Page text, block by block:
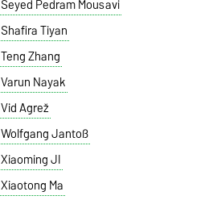
Seyed Pedram Mousavi
Shafira Tiyan
Teng Zhang
Varun Nayak
Vid Agrež
Wolfgang Jantoß
Xiaoming JI
Xiaotong Ma